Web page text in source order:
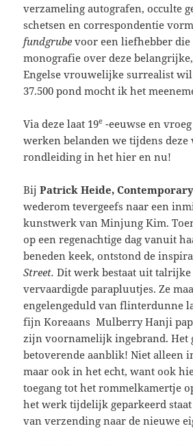
verzameling autografen, occulte
schetsen en correspondentie
fundgrube voor een liefhebber die
monografie over deze
Engelse vrouwelijke surrealist
37.500 pond mocht ik het
Via deze laat 19e -eeuwse en
werken belanden we tijdens
rondleiding in het hier en nu!
BijPatrick Heide,
wederom tevergeefs naar een
kunstwerk van Minjung Kim.
op een regenachtige dag vanuit
beneden keek, ontstond de
Street. Dit werk bestaat uit talrijke
vervaardigde parapluutjes. Ze
engelengeduld van flinterdunne
fijn Koreaans Mulberry Hanji
zijn voornamelijk ingebrand. Het
betoverende aanblik! Niet alleen
maar ook in het echt, want ook
toegang tot het rommelkamertje
het werk tijdelijk geparkeerd
van verzending naar de nieuwe